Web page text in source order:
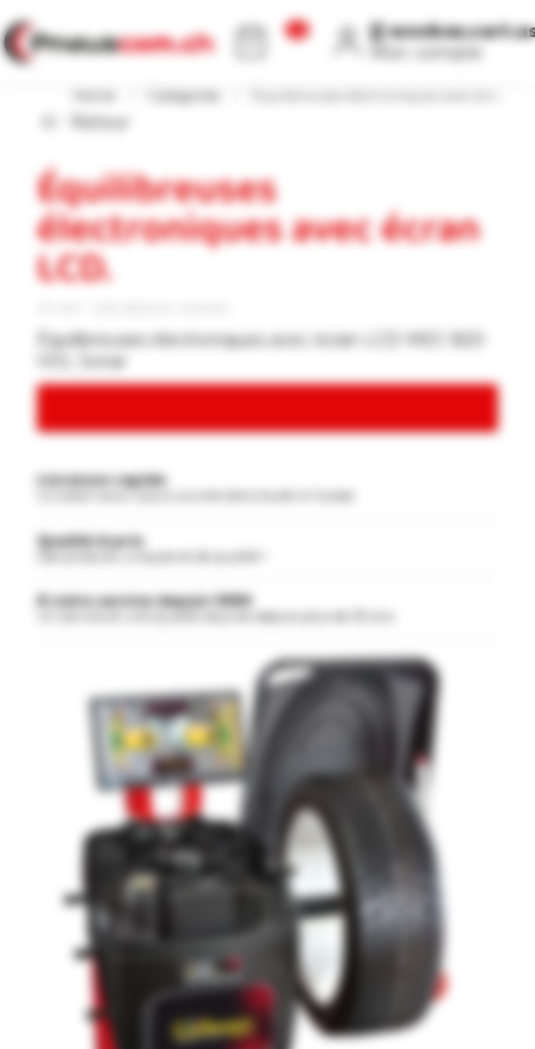
[[ WEEBOX.CART.COUNT ]]
[[
Mon compte
Catégories
Retour
Équilibreuses
électroniques avec écran
LCD.
Équilibreuses électroniques avec écran LCD MEC 820
VDL Sonar
Livraison rapide
Livraison sous 3 jours ouvrés dans toute la Suisse.
Qualité & prix
Des produits uniques et de qualité !
À votre service depuis 1989